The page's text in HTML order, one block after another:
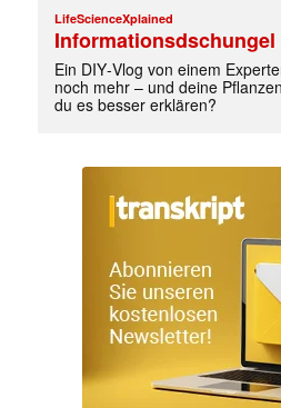
LifeScienceXplained
Informationsdschungel
Ein DIY‑Vlog von einem
noch mehr – und deine
du es besser erklären?